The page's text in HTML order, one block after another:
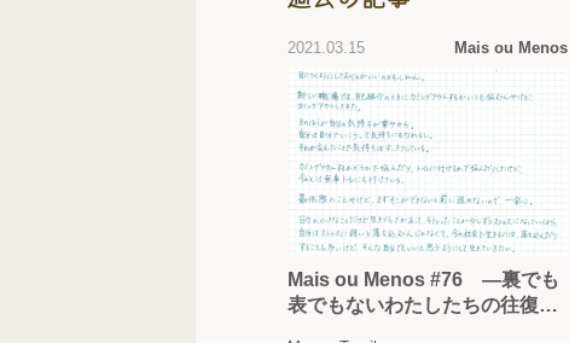
2021.03.15 Mais ou Menos
Mais ou Menos #76 —裏でも
表でもないわたしたちの往復書